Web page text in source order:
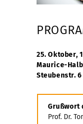
25. Oktober,
Maurice-
Steubenstr. 6
Grußwort
Prof. Dr.